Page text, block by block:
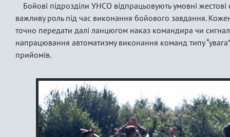
Бойові підрозділи УНСО відпрацьовують умовні жестові
важливу роль під час виконання бойового завдання.
точно передати далі ланцюгом наказ командира чи
напрацювання автоматизму виконання команд типу “увага”,
прийомів.